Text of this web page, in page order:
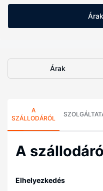
Árak
A
SZÁLLODÁRÓL
A
Elhelyezkedés